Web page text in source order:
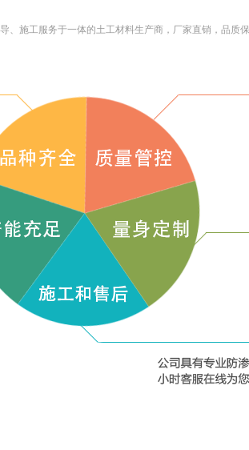
、施工服务于一体的土工材料生产商，厂家直销，品质